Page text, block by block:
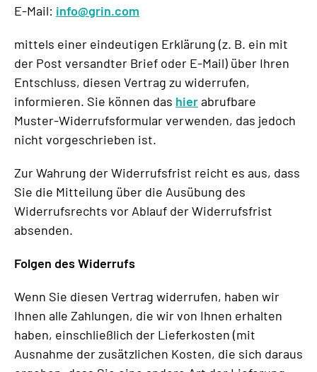
E-Mail: info@grin.com
mittels einer eindeutigen Erklärung (z. B. ein mit
der Post versandter Brief oder E-Mail) über Ihren
Entschluss, diesen Vertrag zu widerrufen,
informieren. Sie können das hierabrufbare
Muster-Widerrufsformular verwenden, das jedoch
nicht vorgeschrieben ist.
Zur Wahrung der Widerrufsfrist reicht es aus, dass
Sie die Mitteilung über die Ausübung des
Widerrufsrechts vor Ablauf der Widerrufsfrist
absenden.
Folgen des Widerrufs
Wenn Sie diesen Vertrag widerrufen, haben wir
Ihnen alle Zahlungen, die wir von Ihnen erhalten
haben, einschließlich der Lieferkosten (mit
Ausnahme der zusätzlichen Kosten, die sich daraus